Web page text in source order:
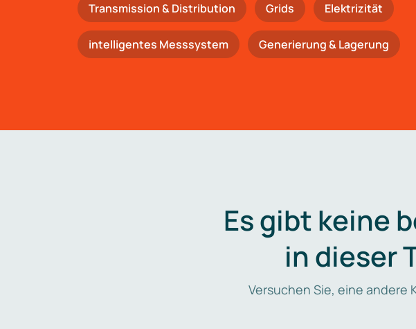
Trans­mis­si­on & Distribution Grids Elektrizität
intelligentes Messsystem Generierung & Lagerung
Es gibt keine
in dieser
Versuchen Sie, eine andere